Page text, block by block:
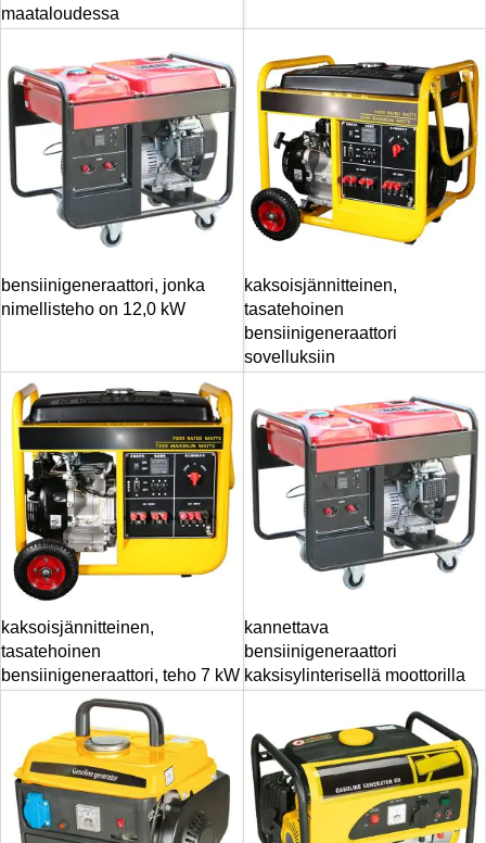
maataloudessa
bensiinigeneraattori, jonka
nimellisteho on 12,0 kW
kaksoisjännitteinen,
tasatehoinen
bensiinigeneraattori
sovelluksiin
kaksoisjännitteinen,
tasatehoinen
bensiinigeneraattori, teho 7 kW
kannettava
bensiinigeneraattori
kaksisylinterisellä moottorilla